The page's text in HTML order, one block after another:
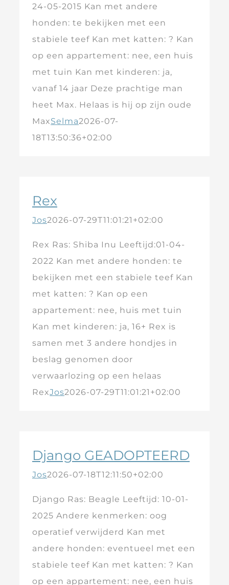
24-05-2015 Kan met andere
honden: te bekijken met een
stabiele teef Kan met katten: ? Kan
op een appartement: nee, een huis
met tuin Kan met kinderen: ja,
vanaf 14 jaar Deze prachtige man
heet Max. Helaas is hij op zijn oude
MaxSelma2026-07-
18T13:50:36+02:00
Rex
Jos2026-07-29T11:01:21+02:00
Rex Ras: Shiba Inu Leeftijd:01-04-
2022 Kan met andere honden: te
bekijken met een stabiele teef Kan
met katten: ? Kan op een
appartement: nee, huis met tuin
Kan met kinderen: ja, 16+ Rex is
samen met 3 andere hondjes in
beslag genomen door
verwaarlozing op een helaas
RexJos2026-07-29T11:01:21+02:00
Django GEADOPTEERD
Jos2026-07-18T12:11:50+02:00
Django Ras: Beagle Leeftijd: 10-01-
2025 Andere kenmerken: oog
operatief verwijderd Kan met
andere honden: eventueel met een
stabiele teef Kan met katten: ? Kan
op een appartement: nee, een huis